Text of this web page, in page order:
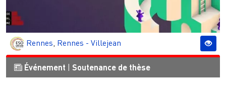
Rennes, Rennes - Villejean
Événement Soutenance de thèse